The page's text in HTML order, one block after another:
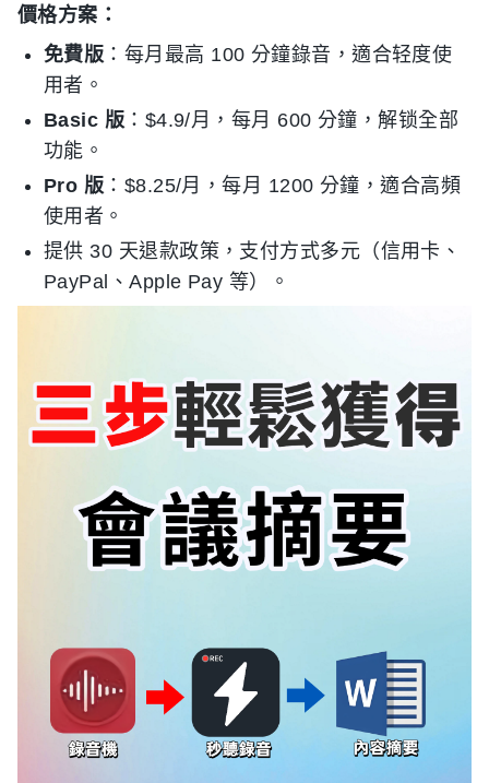
價格方案：
免費版 ：每月最高 100 分鐘錄音，適合轻度使
用者。
Basic 版 ：$4.9/月，每月 600 分鐘，解锁全部
功能。
Pro 版 ：$8.25/月，每月 1200 分鐘，適合高頻
使用者。
提供 30 天退款政策，支付方式多元（信用卡、
PayPal、Apple Pay 等）。